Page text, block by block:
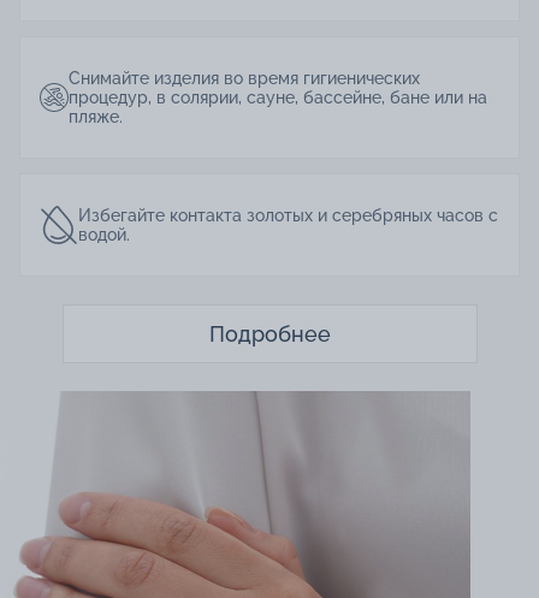
Снимайте изделия во время гигиенических
процедур, в солярии, сауне, бассейне, бане или на
пляже.
Избегайте контакта золотых и серебряных часов с
водой.
Подробнее